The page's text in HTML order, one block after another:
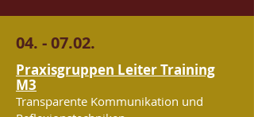
04. - 07.02.
Praxisgruppen Leiter Training
M3
Transparente Kommunikation und